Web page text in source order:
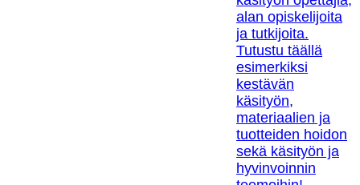
alan opiskelijoita
ja tutkijoita.
Tutustu täällä
esimerkiksi
kestävän
käsityön,
materiaalien ja
tuotteiden hoidon
sekä käsityön ja
hyvinvoinnin